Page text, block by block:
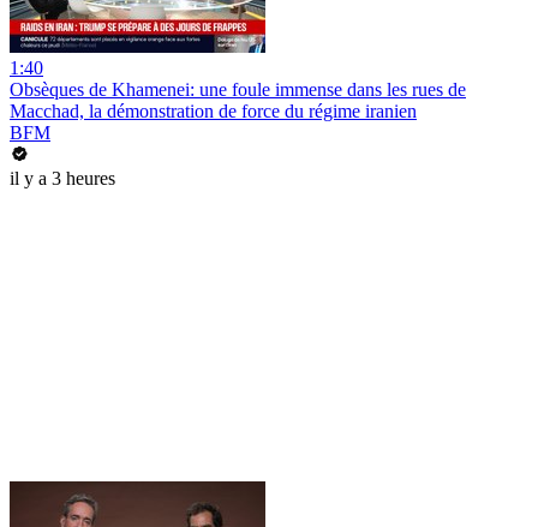
1:40
Obsèques de Khamenei: une foule immense dans les rues de
Macchad, la démonstration de force du régime iranien
BFM
il y a 3 heures